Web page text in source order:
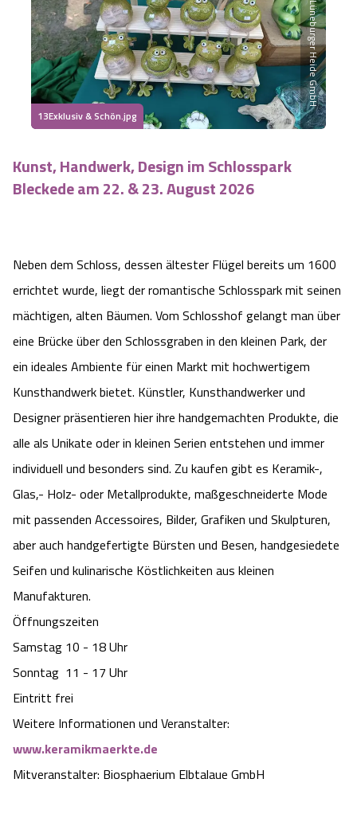
Heideflächen
Freizeitparks
Vital Urlaub
Hotels
Ferienhäuser
Camping
Urlaub auf dem Bauernhof
Urlaub mit Hund
Last Minute
Anreise
Kontakt
Naturpark Südheide
Naturerlebnis im Frühling
Naturerlebnis im Sommer
Naturerlebnis im Winter
Wandern
Fahrrad Urlaub
Reiten
Kutschen
Regionale Küche
Tiere
Urlaub auf dem Bauernhof
Landschaftsführungen
Quad Bahn Bispingen
Kletterparks
Designer Outlet Soltau
Heide Himmel Baumwipfelpfad
Serengeti Park
Weltvogelpark Walsrode
Wildpark Schwarze Berge
Otter Zentrum
Wildpark Müden
Snow World Bispingen
Das verrückte Haus
Battle Kart Bispingen
Thermen
Vegan, Fasten & Co.
Gesund & Fit
Balance
Wellness-Kurzurlaub
Hotels mit Schwimmbad
THERMEplus® Unterkünfte
Veranstaltungen
Die Hansestadt Lüneburg
Sehenswürdigkeiten Lüneburg
Shopping Lüneburg
Kulinarisches Lüneburg
Die Residenzstadt Celle
Sehenswürdigkeiten Celle
Shopping Celle
Unterkünfte Celle
Veranstaltungen & Führungen Celle
Hoher Kontrast Modus:
Schriftgröße: A A
13Exklusiv & Schön.jpg
Kunst, Handwerk, Design im Schlosspark
Bleckede am 22. & 23. August 2026
Neben dem Schloss, dessen ältester Flügel bereits um 1600
errichtet wurde, liegt der romantische Schlosspark mit seinen
mächtigen, alten Bäumen. Vom Schlosshof gelangt man über
eine Brücke über den Schlossgraben in den kleinen Park, der
ein ideales Ambiente für einen Markt mit hochwertigem
Kunsthandwerk bietet. Künstler, Kunsthandwerker und
Designer präsentieren hier ihre handgemachten Produkte, die
alle als Unikate oder in kleinen Serien entstehen und immer
individuell und besonders sind. Zu kaufen gibt es Keramik-,
Glas,- Holz- oder Metallprodukte, maßgeschneiderte Mode
mit passenden Accessoires, Bilder, Grafiken und Skulpturen,
aber auch handgefertigte Bürsten und Besen, handgesiedete
Seifen und kulinarische Köstlichkeiten aus kleinen
Manufakturen.
Öffnungszeiten
Samstag 10 - 18 Uhr
Sonntag 11 - 17 Uhr
Eintritt frei
Weitere Informationen und Veranstalter:
www.keramikmaerkte.de
Mitveranstalter: Biosphaerium Elbtalaue GmbH